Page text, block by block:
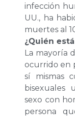
infección
UU., ha
muertes al
¿Quién
La mayoría
ocurrido en
sí mismas
bisexuales
sexo con
persona